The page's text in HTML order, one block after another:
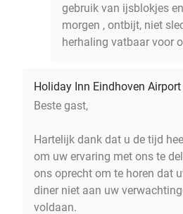
gebruik van ijsblokjes
morgen , ontbijt, niet
herhaling vatbaar voor
Holiday Inn Eindhoven Airport
Beste gast,
Hartelijk dank dat u de tijd
om uw ervaring met ons te
ons oprecht om te horen dat
diner niet aan uw
voldaan.